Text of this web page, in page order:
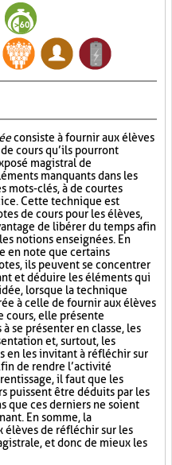
consiste à fournir aux élèves
cours qu’ils pourront
magistral de
manquants dans les
mots-clés, à de courtes
Cette technique est
de cours pour les élèves,
de libérer du temps afin
notions enseignées. En
en note que certains
ils peuvent se concentrer
et déduire les éléments qui
lorsque la technique
à celle de fournir aux élèves
cours, elle présente
se présenter en classe, les
et, surtout, les
en les invitant à réfléchir sur
de rendre l’activité
il faut que les
puissent être déduits par les
que ces derniers ne soient
En somme, la
élèves de réfléchir sur les
et donc de mieux les